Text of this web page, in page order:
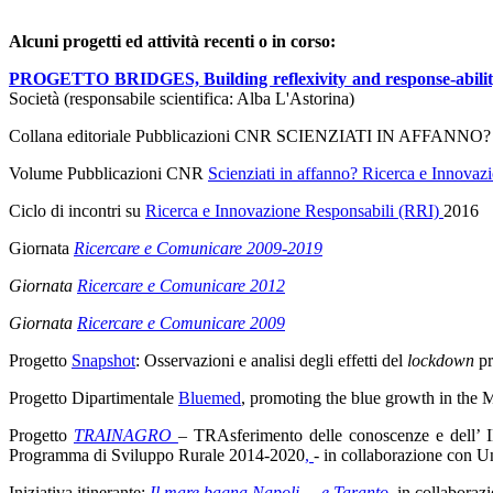
Alcuni progetti ed attività recenti o in corso:
PROGETTO BRIDGES, Building reflexivity and response-
Società (responsabile scientifica: Alba L'Astorina)
Collana editoriale Pubblicazioni CNR SCIENZIATI IN AFFANNO?
Volume Pubblicazioni CNR Scienziati in affanno? Ricerca e
Ciclo di incontri su Ricerca e Innovazione Responsabili (RRI) 2016
Giornata Ricercare e Comunicare 2009-2019
Giornata Ricercare e Comunicare 2012
Giornata Ricercare e Comunicare 2009
Progetto Snapshot: Osservazioni e analisi degli effetti del lockdown
Progetto Dipartimentale Bluemed, promoting the blue growth in the
Progetto TRAINAGRO –TRAsferimento delle conoscenze e dell’
Programma di Sviluppo Rurale 2014-2020, - in collaborazione con